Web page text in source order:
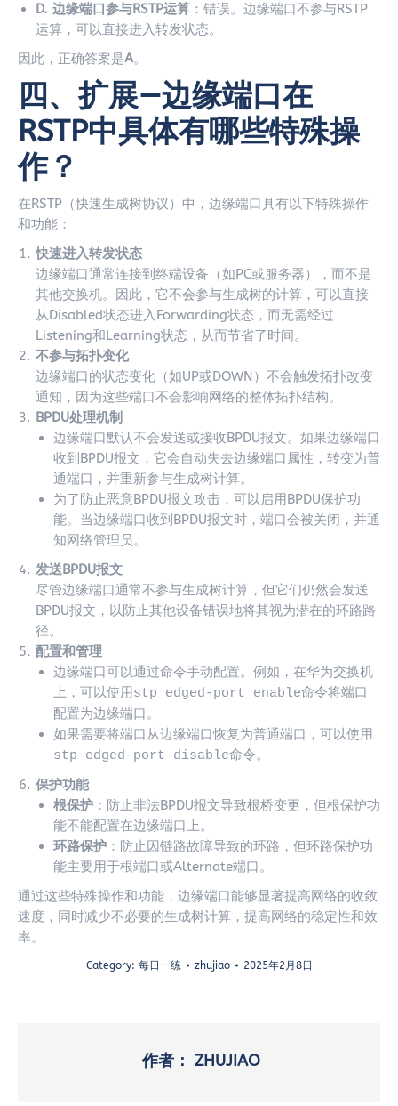
D. 边缘端口参与RSTP运算 ：错误。边缘端口不参与RSTP
运算，可以直接进入转发状态。
因此，正确答案是A。
四、扩展—边缘端口在
RSTP中具体有哪些特殊操
作？
在RSTP（快速生成树协议）中，边缘端口具有以下特殊操作
和功能：
快速进入转发状态
边缘端口通常连接到终端设备（如PC或服务器），而不是
其他交换机。因此，它不会参与生成树的计算，可以直接
从Disabled状态进入Forwarding状态，而无需经过
Listening和Learning状态，从而节省了时间。
不参与拓扑变化
边缘端口的状态变化（如UP或DOWN）不会触发拓扑改变
通知，因为这些端口不会影响网络的整体拓扑结构。
BPDU处理机制
边缘端口默认不会发送或接收BPDU报文。如果边缘端口
收到BPDU报文，它会自动失去边缘端口属性，转变为普
通端口，并重新参与生成树计算。
为了防止恶意BPDU报文攻击，可以启用BPDU保护功
能。当边缘端口收到BPDU报文时，端口会被关闭，并通
知网络管理员。
发送BPDU报文
尽管边缘端口通常不参与生成树计算，但它们仍然会发送
BPDU报文，以防止其他设备错误地将其视为潜在的环路路
径。
配置和管理
边缘端口可以通过命令手动配置。例如，在华为交换机
上，可以使用stp edged-port enable命令将端口
配置为边缘端口。
如果需要将端口从边缘端口恢复为普通端口，可以使用
stp edged-port disable命令。
保护功能
根保护 ：防止非法BPDU报文导致根桥变更，但根保护功
能不能配置在边缘端口上。
环路保护 ：防止因链路故障导致的环路，但环路保护功
能主要用于根端口或Alternate端口。
通过这些特殊操作和功能，边缘端口能够显著提高网络的收敛
速度，同时减少不必要的生成树计算，提高网络的稳定性和效
率。
Category: 每日一练 zhujiao 2025年2月8日
作者： ZHUJIAO